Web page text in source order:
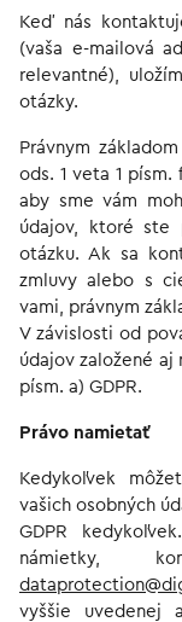
Keď nás
(vaša e-mailová
relevantné),
otázky.
Právnym
ods. 1 veta 1 písm.
aby sme vám
údajov, ktoré ste
otázku. Ak sa
zmluvy alebo s
vami, právnym
V závislosti od
údajov založené aj
písm. a) GDPR.
Právo namietať
Kedykoľvek
vašich osobných
GDPR
námietky,
vyššie uvedenej